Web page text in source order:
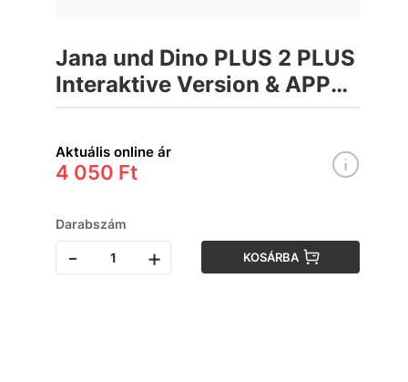
Jana und Dino PLUS 2 PLUS
Interaktive Version & APP
Munkafüzet
Aktuális online ár
4 050 Ft
Darabszám
- + KOSÁRBA